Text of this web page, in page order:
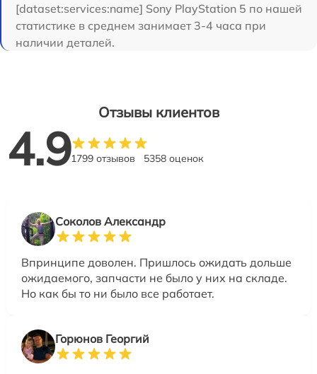
[dataset:services:name] Sony PlayStation 5 по нашей
статистике в среднем занимает 3-4 часа при
наличии деталей.
Отзывы клиентов
4.91799 отзывов 5358 оценок
Соколов Александр
Впринципе доволен. Пришлось ожидать дольше
ожидаемого, запчасти не было у них на складе.
Но как бы то ни было все работает.
Горюнов Георгий